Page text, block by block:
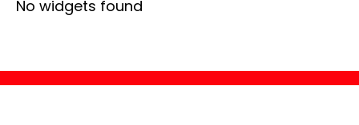
No widgets found